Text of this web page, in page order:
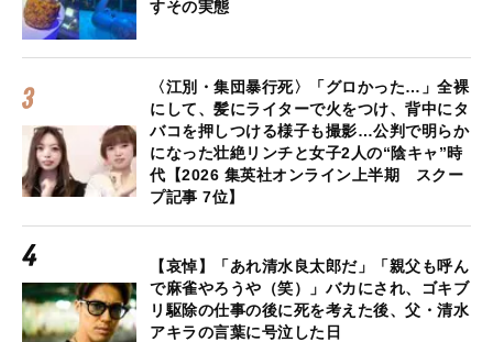
すその実態
〈江別・集団暴行死〉「グロかった…」全裸
にして、髪にライターで火をつけ、背中にタ
バコを押しつける様子も撮影…公判で明らか
になった壮絶リンチと女子2人の“陰キャ”時
代【2026 集英社オンライン上半期 スクー
プ記事 7位】
【哀悼】「あれ清水良太郎だ」「親父も呼ん
で麻雀やろうや（笑）」バカにされ、ゴキブ
リ駆除の仕事の後に死を考えた後、父・清水
アキラの言葉に号泣した日